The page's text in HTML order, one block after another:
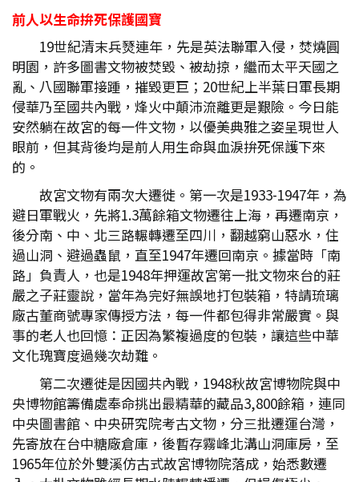
前人以生命拚死保護國寶
19世紀清末兵燹連年，先是英法聯軍入侵，焚燒圓
明園，許多圖書文物被焚毀、被劫掠，繼而太平天國之
亂、八國聯軍接踵，摧毀更巨；20世紀上半葉日軍長期
侵華乃至國共內戰，烽火中顛沛流離更是艱險。今日能
安然躺在故宮的每一件文物，以優美典雅之姿呈現世人
眼前，但其背後均是前人用生命與血淚拚死保護下來
的。
故宮文物有兩次大遷徙。第一次是1933-1947年，為
避日軍戰火，先將1.3萬餘箱文物遷往上海，再遷南京，
後分南、中、北三路輾轉遷至四川，翻越窮山惡水，住
過山洞、避過蟲鼠，直至1947年遷回南京。據當時「南
路」負責人，也是1948年押運故宮第一批文物來台的莊
嚴之子莊靈說，當年為完好無誤地打包裝箱，特請琉璃
廠古董商號專家傳授方法，每一件都包得非常嚴實。與
事的老人也回憶：正因為繁複過度的包裝，讓這些中華
文化瑰寶度過幾次劫難。
第二次遷徙是因國共內戰，1948秋故宮博物院與中
央博物館籌備處奉命挑出最精華的藏品3,800餘箱，連同
中央圖書館、中央研究院考古文物，分三批遷運台灣，
先寄放在台中糖廠倉庫，後暫存霧峰北溝山洞庫房，至
1965年位於外雙溪仿古式故宮博物院落成，始悉數遷